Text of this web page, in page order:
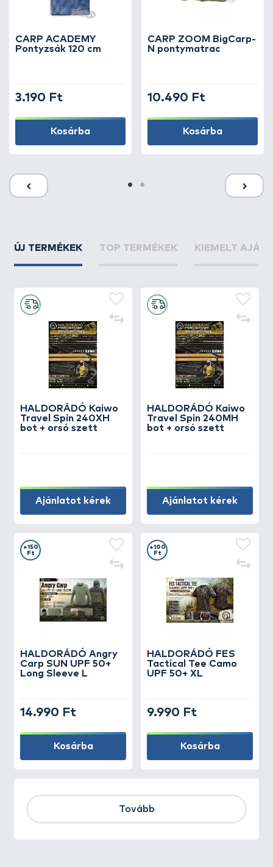
CARP ACADEMY
Pontyzsák 120 cm
3.190 Ft
Kosárba
CARP ZOOM BigCarp-
N pontymatrac
10.490 Ft
Kosárba
ÚJ TERMÉKEK TOP TERMÉKEK KIEMELT
HALDORÁDÓ Kaiwo
Travel Spin 240XH
bot + orsó szett
Ajánlatot kérek
HALDORÁDÓ Kaiwo
Travel Spin 240MH
bot + orsó szett
Ajánlatot kérek
HALDORÁDÓ Angry
Carp SUN UPF 50+
Long Sleeve L
+150
Ft
14.990 Ft
Kosárba
HALDORÁDÓ FES
Tactical Tee Camo
UPF 50+ XL
+100
Ft
9.990 Ft
Kosárba
Tovább